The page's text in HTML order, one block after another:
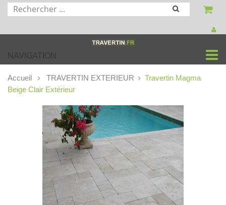
NAVIGATION
Accueil TRAVERTIN EXTERIEUR
Travertin Magma
Beige Clair Extérieur